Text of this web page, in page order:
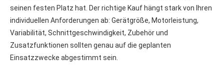
seinen festen Platz hat. Der richtige Kauf hängt stark von Ihren
individuellen Anforderungen ab: Gerätgröße, Motorleistung,
Variabilität, Schnittgeschwindigkeit, Zubehör und
Zusatzfunktionen sollten genau auf die geplanten
Einsatzzwecke abgestimmt sein.